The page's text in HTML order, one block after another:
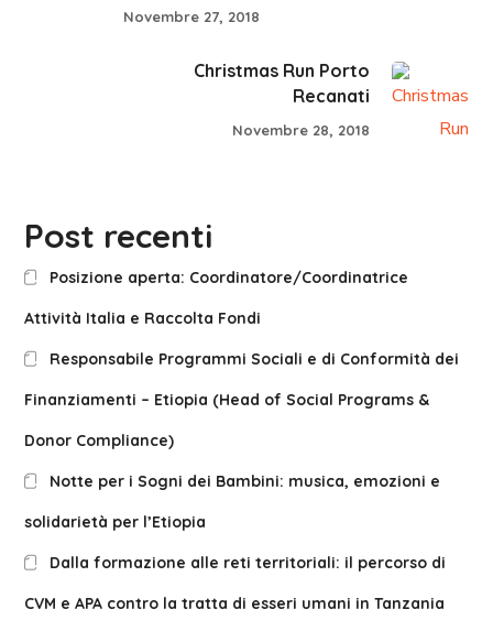
Novembre 27, 2018
Christmas Run Porto
Recanati
Novembre 28, 2018
Post recenti
Posizione aperta: Coordinatore/Coordinatrice
Attività Italia e Raccolta Fondi
Responsabile Programmi Sociali e di Conformità dei
Finanziamenti – Etiopia (Head of Social Programs &
Donor Compliance)
Notte per i Sogni dei Bambini: musica, emozioni e
solidarietà per l’Etiopia
Dalla formazione alle reti territoriali: il percorso di
CVM e APA contro la tratta di esseri umani in Tanzania